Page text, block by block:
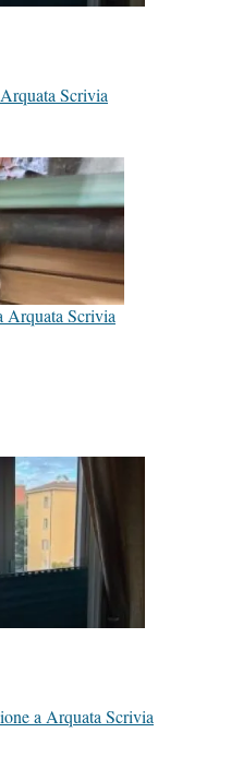
Scrivia
Arquata Scrivia
a Arquata Scrivia